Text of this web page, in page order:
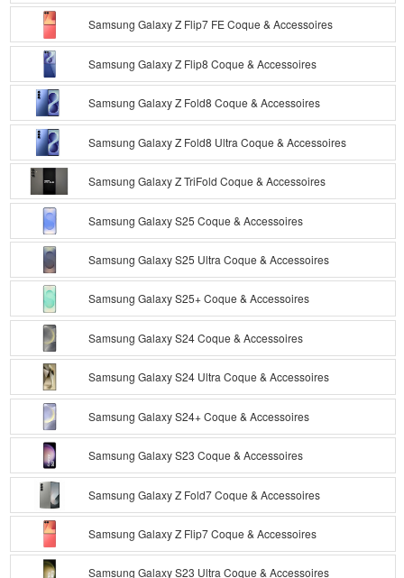
Samsung Galaxy Z Flip7 FE Coque & Accessoires
Samsung Galaxy Z Flip8 Coque & Accessoires
Samsung Galaxy Z Fold8 Coque & Accessoires
Samsung Galaxy Z Fold8 Ultra Coque & Accessoires
Samsung Galaxy Z TriFold Coque & Accessoires
Samsung Galaxy S25 Coque & Accessoires
Samsung Galaxy S25 Ultra Coque & Accessoires
Samsung Galaxy S25+ Coque & Accessoires
Samsung Galaxy S24 Coque & Accessoires
Samsung Galaxy S24 Ultra Coque & Accessoires
Samsung Galaxy S24+ Coque & Accessoires
Samsung Galaxy S23 Coque & Accessoires
Samsung Galaxy Z Fold7 Coque & Accessoires
Samsung Galaxy Z Flip7 Coque & Accessoires
Samsung Galaxy S23 Ultra Coque & Accessoires